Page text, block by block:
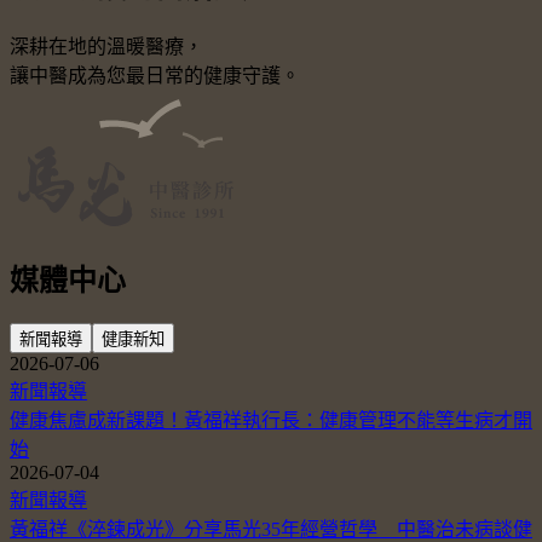
深耕在地的溫暖醫療，
讓中醫成為您最日常的健康守護。
媒體中心
新聞報導 健康新知
2026-07-06
新聞報導
健康焦慮成新課題！黃福祥執行長：健康管理不能等生病才開
始
2026-07-04
新聞報導
黃福祥《淬鍊成光》分享馬光35年經營哲學 中醫治未病談健